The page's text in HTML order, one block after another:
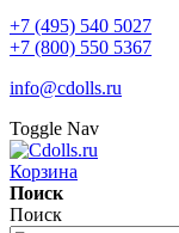
+7 (495) 540 5027
+7 (800) 550 5367
info@cdolls.ru
Toggle Nav
Корзина
Поиск
Поиск